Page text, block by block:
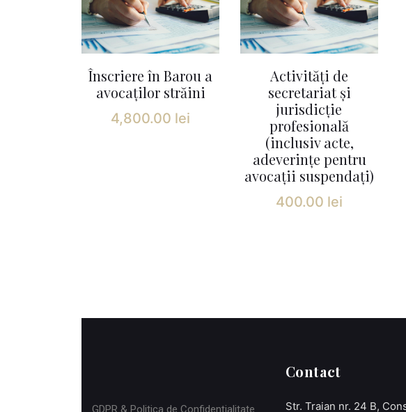
Înscriere în Barou a
avocaților străini
4,800.00 lei
Activități de
secretariat și
jurisdicție
profesională
(inclusiv acte,
adeverințe pentru
avocații suspendați)
400.00 lei
GDPR & Politica de Confidențialitate
Contact
Str. Traian nr. 24 B,